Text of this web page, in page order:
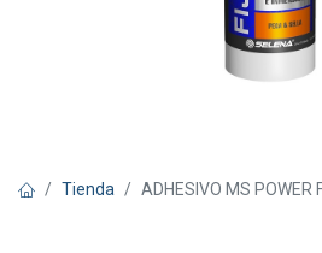
Tienda ADHESIVO MS POWER